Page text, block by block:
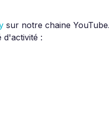
sur notre chaine
d'activité :